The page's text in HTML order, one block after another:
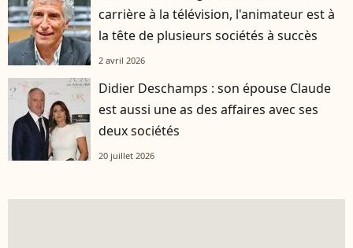
carrière à la télévision, l'animateur est à
la tête de plusieurs sociétés à succès
2 avril 2026
Didier Deschamps : son épouse Claude
est aussi une as des affaires avec ses
deux sociétés
20 juillet 2026